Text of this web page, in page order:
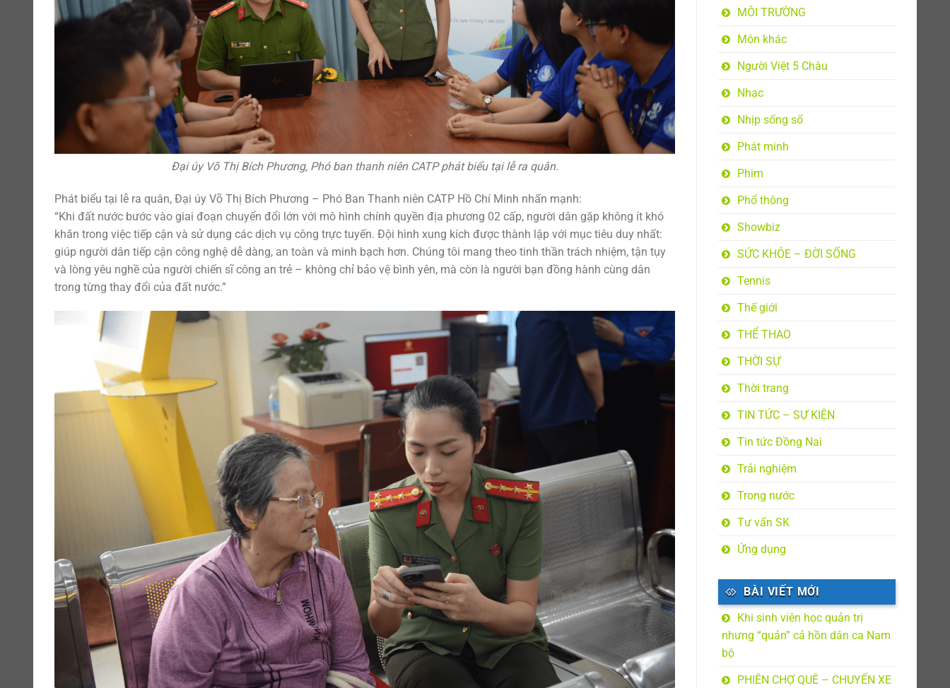
Đại úy Võ Thị Bích Phương, Phó ban thanh niên CATP phát biểu tại lễ ra quân.
Phát biểu tại lễ ra quân, Đại úy Võ Thị Bích Phương – Phó Ban Thanh niên CATP Hồ Chí Minh nhấn mạnh:
“Khi đất nước bước vào giai đoạn chuyển đổi lớn với mô hình chính quyền địa phương 02 cấp, người dân gặp không ít khó
khăn trong việc tiếp cận và sử dụng các dịch vụ công trực tuyến. Đội hình xung kích được thành lập với mục tiêu duy nhất:
giúp người dân tiếp cận công nghệ dễ dàng, an toàn và minh bạch hơn. Chúng tôi mang theo tinh thần trách nhiệm, tận tụy
và lòng yêu nghề của người chiến sĩ công an trẻ – không chỉ bảo vệ bình yên, mà còn là người bạn đồng hành cùng dân
trong từng thay đổi của đất nước.”
MÔI TRƯỜNG
Môn khác
Người Việt 5 Châu
Nhạc
Nhịp sống số
Phát minh
Phim
Phổ thông
Showbiz
SỨC KHỎE – ĐỜI SỐNG
Tennis
Thế giới
THỂ THAO
THỜI SỰ
Thời trang
TIN TỨC – SỰ KIỆN
Tin tức Đồng Nai
Trải nghiệm
Trong nước
Tư vấn SK
Ứng dụng
BÀI VIẾT MỚI
Khi sinh viên học quản trị
nhưng “quản” cả hồn dân ca Nam
bộ
PHIÊN CHỢ QUÊ – CHUYẾN XE